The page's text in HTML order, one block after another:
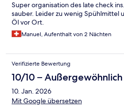
Super organisation des late check
sauber. Leider zu wenig Spühlmittel
Öl vor Ort.
Manuel, Aufenthalt von 2 Nächten
Verifizierte Bewertung
10/10 – Außergewöhnlich
10. Jan. 2026
Mit Google übersetzen